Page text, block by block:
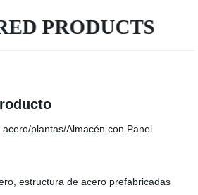
PRODUCTS
plantas/Almacén con Panel
estructura de acero prefabricadas